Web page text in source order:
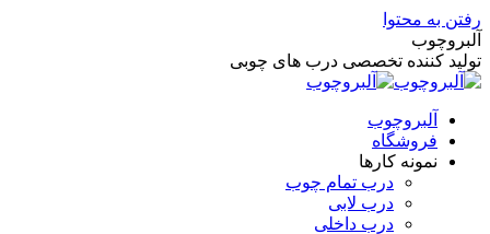
رفتن به محتوا
آلبروچوب
تولید کننده تخصصی درب های چوبی
آلبروچوب
فروشگاه
نمونه کارها
درب تمام چوب
درب لابی
درب داخلی